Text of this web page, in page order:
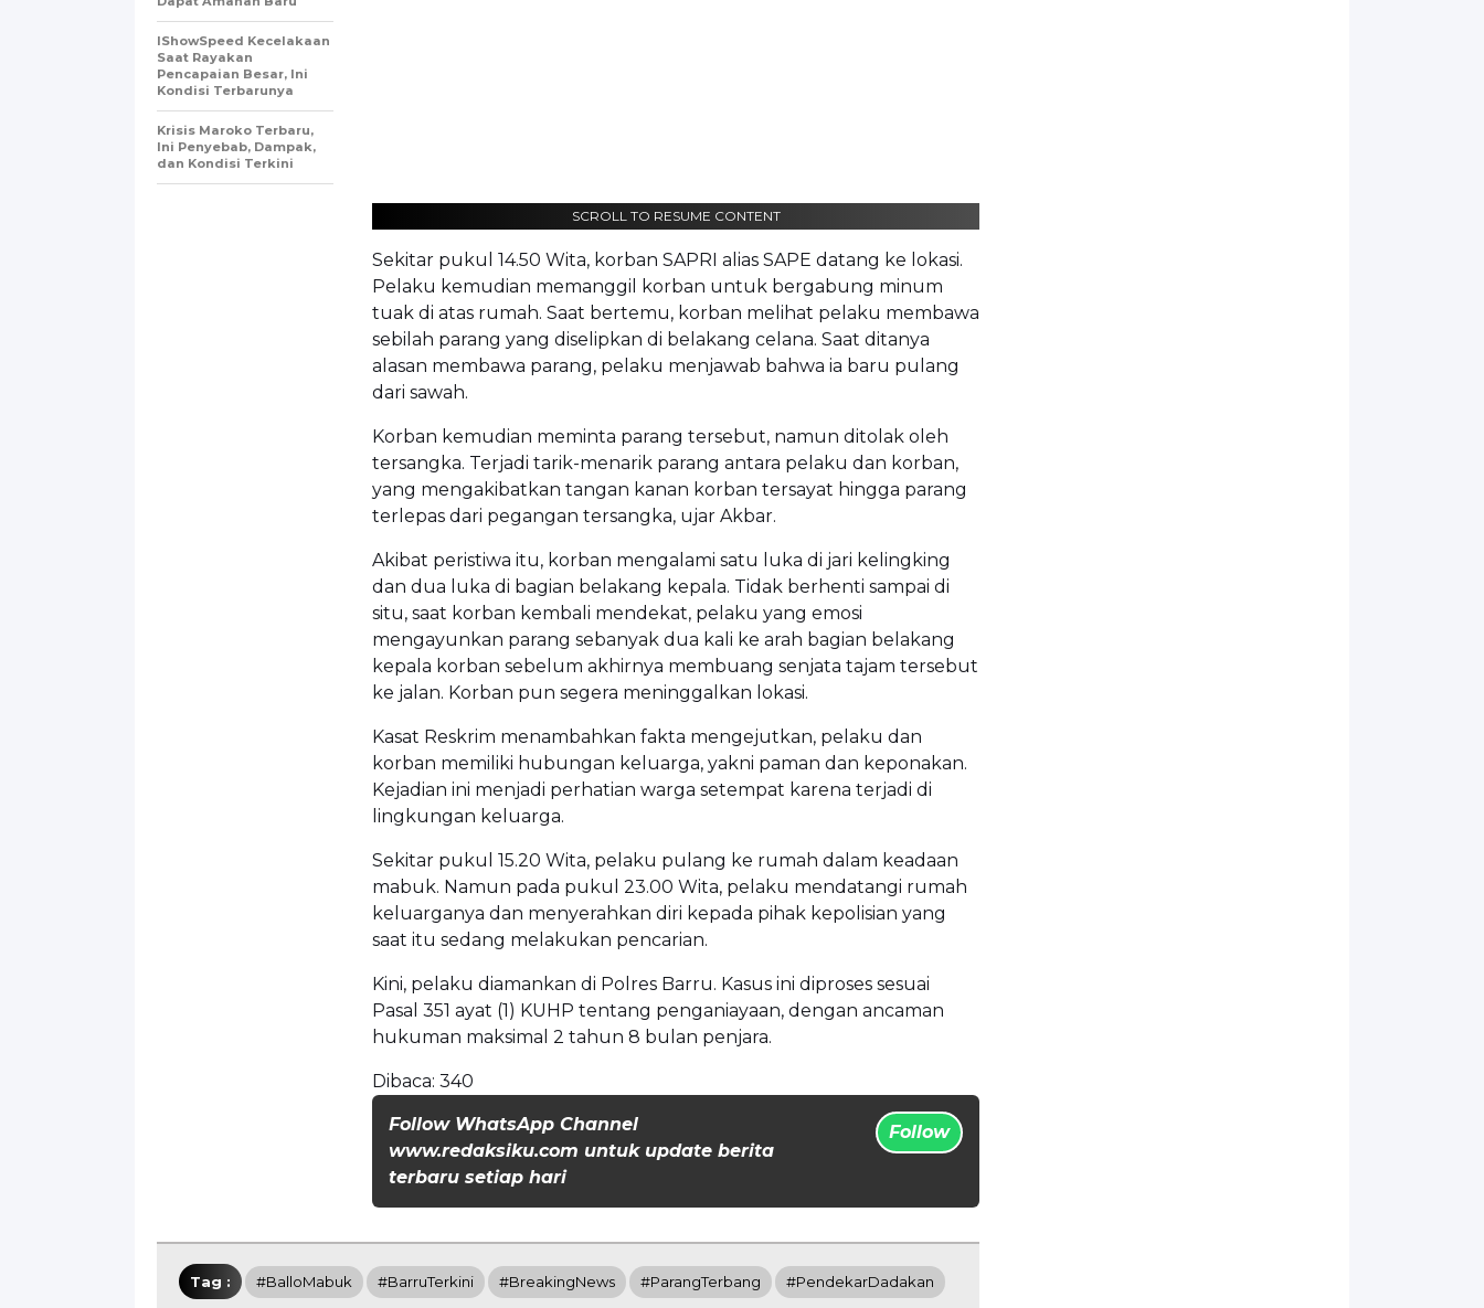
SCROLL TO RESUME CONTENT
Sekitar pukul 14.50 Wita, korban SAPRI alias SAPE datang ke lokasi.
Pelaku kemudian memanggil korban untuk bergabung minum
tuak di atas rumah. Saat bertemu, korban melihat pelaku membawa
sebilah parang yang diselipkan di belakang celana. Saat ditanya
alasan membawa parang, pelaku menjawab bahwa ia baru pulang
dari sawah.
Korban kemudian meminta parang tersebut, namun ditolak oleh
tersangka. Terjadi tarik-menarik parang antara pelaku dan korban,
yang mengakibatkan tangan kanan korban tersayat hingga parang
terlepas dari pegangan tersangka, ujar Akbar.
Akibat peristiwa itu, korban mengalami satu luka di jari kelingking
dan dua luka di bagian belakang kepala. Tidak berhenti sampai di
situ, saat korban kembali mendekat, pelaku yang emosi
mengayunkan parang sebanyak dua kali ke arah bagian belakang
kepala korban sebelum akhirnya membuang senjata tajam tersebut
ke jalan. Korban pun segera meninggalkan lokasi.
Kasat Reskrim menambahkan fakta mengejutkan, pelaku dan
korban memiliki hubungan keluarga, yakni paman dan keponakan.
Kejadian ini menjadi perhatian warga setempat karena terjadi di
lingkungan keluarga.
Sekitar pukul 15.20 Wita, pelaku pulang ke rumah dalam keadaan
mabuk. Namun pada pukul 23.00 Wita, pelaku mendatangi rumah
keluarganya dan menyerahkan diri kepada pihak kepolisian yang
saat itu sedang melakukan pencarian.
Kini, pelaku diamankan di Polres Barru. Kasus ini diproses sesuai
Pasal 351 ayat (1) KUHP tentang penganiayaan, dengan ancaman
hukuman maksimal 2 tahun 8 bulan penjara.
Dibaca: 340
Follow WhatsApp Channel
www.redaksiku.com untuk update berita
terbaru setiap hari
Follow
IShowSpeed Kecelakaan
Saat Rayakan
Pencapaian Besar, Ini
Kondisi Terbarunya
Krisis Maroko Terbaru,
Ini Penyebab, Dampak,
dan Kondisi Terkini
Tag : #BalloMabuk #BarruTerkini #BreakingNews #ParangTerbang #PendekarDadakan